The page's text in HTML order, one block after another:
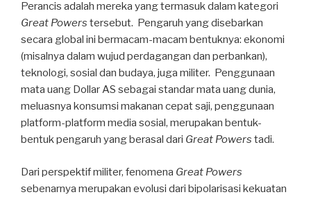
Perancis adalah mereka yang termasuk dalam kategori
Great Powers tersebut. Pengaruh yang disebarkan
secara global ini bermacam-macam bentuknya: ekonomi
(misalnya dalam wujud perdagangan dan perbankan),
teknologi, sosial dan budaya, juga militer. Penggunaan
mata uang Dollar AS sebagai standar mata uang dunia,
meluasnya konsumsi makanan cepat saji, penggunaan
platform-platform media sosial, merupakan bentuk-
bentuk pengaruh yang berasal dari Great Powers tadi.
Dari perspektif militer, fenomena Great Powers
sebenarnya merupakan evolusi dari bipolarisasi kekuatan